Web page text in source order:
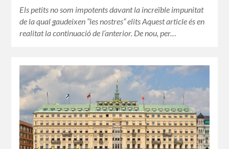
Els petits no som impotents davant la increïble impunitat
de la qual gaudeixen “les nostres” elits Aquest article és en
realitat la continuació de l’anterior. De nou, per…